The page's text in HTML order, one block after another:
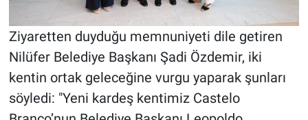
Ziyaretten duyduğu memnuniyeti dile getiren
Nilüfer Belediye Başkanı Şadi Özdemir, iki
kentin ortak geleceğine vurgu yaparak şunları
söyledi: "Yeni kardeş kentimiz Castelo